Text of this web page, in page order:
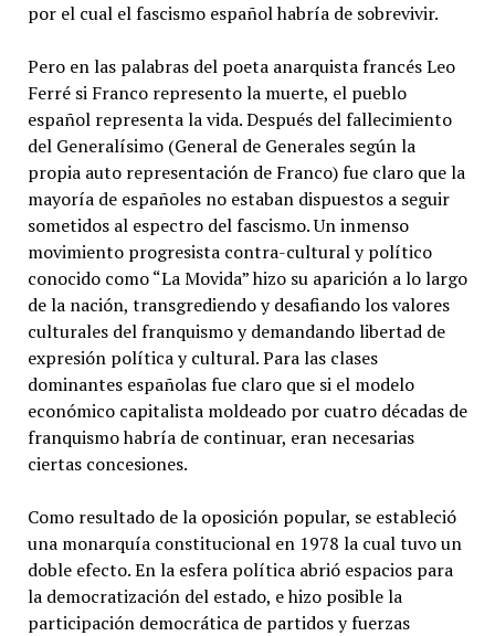
por el cual el fascismo español habría de sobrevivir.
Pero en las palabras del poeta anarquista francés Leo
Ferré si Franco represento la muerte, el pueblo
español representa la vida. Después del fallecimiento
del Generalísimo (General de Generales según la
propia auto representación de Franco) fue claro que la
mayoría de españoles no estaban dispuestos a seguir
sometidos al espectro del fascismo. Un inmenso
movimiento progresista contra-cultural y político
conocido como “La Movida” hizo su aparición a lo largo
de la nación, transgrediendo y desafiando los valores
culturales del franquismo y demandando libertad de
expresión política y cultural. Para las clases
dominantes españolas fue claro que si el modelo
económico capitalista moldeado por cuatro décadas de
franquismo habría de continuar, eran necesarias
ciertas concesiones.
Como resultado de la oposición popular, se estableció
una monarquía constitucional en 1978 la cual tuvo un
doble efecto. En la esfera política abrió espacios para
la democratización del estado, e hizo posible la
participación democrática de partidos y fuerzas